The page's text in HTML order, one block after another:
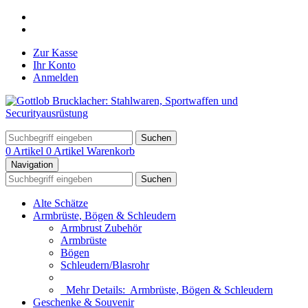
Zur Kasse
Ihr Konto
Anmelden
Suchen
0 Artikel 0 Artikel Warenkorb
Navigation
Suchen
Alte Schätze
Armbrüste, Bögen & Schleudern
Armbrust Zubehör
Armbrüste
Bögen
Schleudern/Blasrohr
Mehr Details: Armbrüste, Bögen & Schleudern
Geschenke & Souvenir